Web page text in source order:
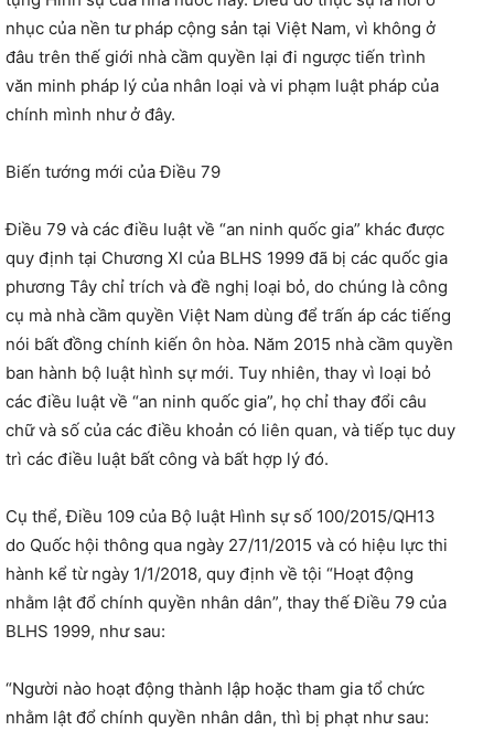
nhục của nền tư pháp cộng sản tại Việt Nam, vì không ở
đâu trên thế giới nhà cầm quyền lại đi ngược tiến trình
văn minh pháp lý của nhân loại và vi phạm luật pháp của
chính mình như ở đây.
Biến tướng mới của Điều 79
Điều 79 và các điều luật về “an ninh quốc gia” khác được
quy định tại Chương XI của BLHS 1999 đã bị các quốc gia
phương Tây chỉ trích và đề nghị loại bỏ, do chúng là công
cụ mà nhà cầm quyền Việt Nam dùng để trấn áp các tiếng
nói bất đồng chính kiến ôn hòa. Năm 2015 nhà cầm quyền
ban hành bộ luật hình sự mới. Tuy nhiên, thay vì loại bỏ
các điều luật về “an ninh quốc gia”, họ chỉ thay đổi câu
chữ và số của các điều khoản có liên quan, và tiếp tục duy
trì các điều luật bất công và bất hợp lý đó.
Cụ thể, Điều 109 của Bộ luật Hình sự số 100/2015/QH13
do Quốc hội thông qua ngày 27/11/2015 và có hiệu lực thi
hành kể từ ngày 1/1/2018, quy định về tội “Hoạt động
nhằm lật đổ chính quyền nhân dân”, thay thế Điều 79 của
BLHS 1999, như sau:
“Người nào hoạt động thành lập hoặc tham gia tổ chức
nhằm lật đổ chính quyền nhân dân, thì bị phạt như sau: